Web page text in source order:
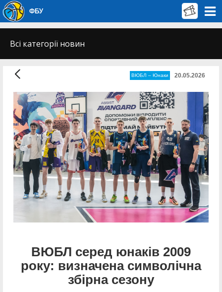
ФБУ
Всі категорії новин
ВЮБЛ – Юнаки 20.05.2026
ВЮБЛ серед юнаків 2009
року: визначена символічна
збірна сезону